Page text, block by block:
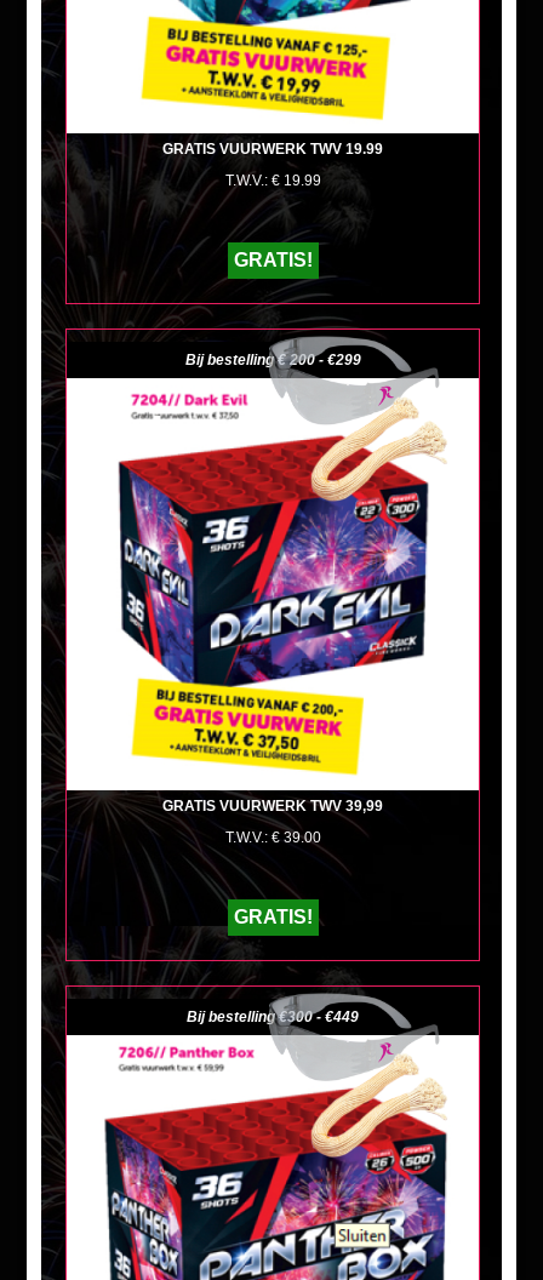
GRATIS VUURWERK TWV 19.99
T.W.V.: € 19.99
GRATIS!
Bij bestelling € 200 - €299
+
GRATIS VUURWERK TWV 39,99
T.W.V.: € 39.00
GRATIS!
Bij bestelling €300 - €449
+